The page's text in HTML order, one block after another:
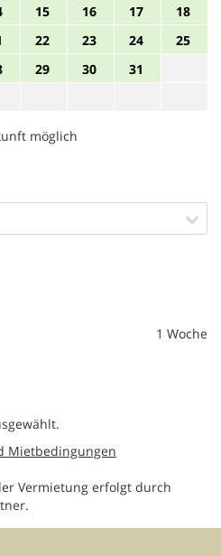
15 16 17 18
22 23 24 25
29 30 31
möglich
1 Woche
Mietbedingungen
Vermietung erfolgt durch